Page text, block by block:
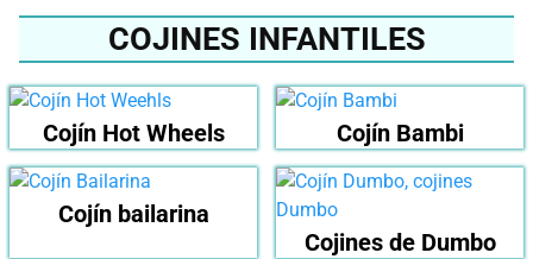
COJINES INFANTILES
Cojín Hot Wheels Cojín Bambi
Cojín bailarina
Cojines de Dumbo